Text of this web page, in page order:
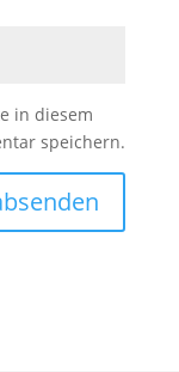
in diesem
speichern.